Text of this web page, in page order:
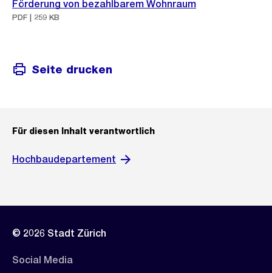
Förderung von bezahlbarem Wohnraum
PDF | 259 KB
Seite drucken
Für diesen Inhalt verantwortlich
Hochbaudepartement
© 2026 Stadt Zürich
Social Media